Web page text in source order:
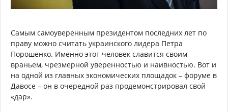
Самым самоуверенным президентом последних лет по
праву можно считать украинского лидера Петра
Порошенко. Именно этот человек славится своим
враньем, чрезмерной уверенностью и наивностью. Вот и
на одной из главных экономических площадок – форуме в
Давосе – он в очередной раз продемонстрировал свой
«дар».